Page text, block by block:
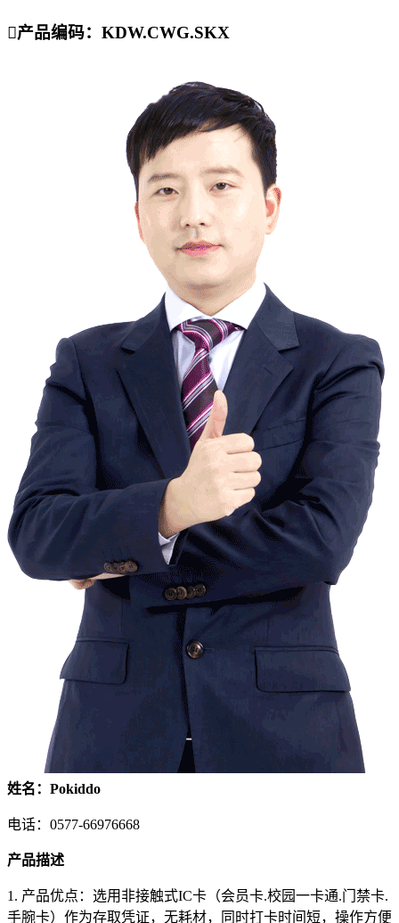
产品编码：KDW.CWG.SKX
姓名：Pokiddo
电话：0577-66976668
产品描述
1. 产品优点：选用非接触式IC卡（会员卡.校园一卡通.门禁卡.
手腕卡）作为存取凭证，无耗材，同时打卡时间短，操作方便